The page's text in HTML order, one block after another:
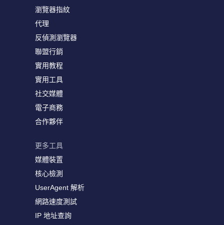
瀏覽器指紋
代理
反偵測瀏覽器
聯盟行銷
實用教程
實用工具
社交媒體
電子商務
合作夥伴
更多工具
媒體裝置
核心檢測
UserAgent 解析
網路速度測試
IP 地址查詢